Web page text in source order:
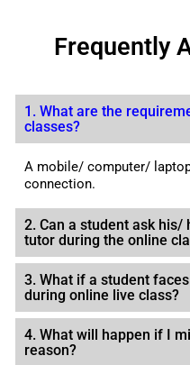
Frequently
1. What are the
classes?
A mobile/ computer/
connection.
2. Can a student ask
tutor during the online
3. What if a student
during online live class?
4. What will happen if I
reason?